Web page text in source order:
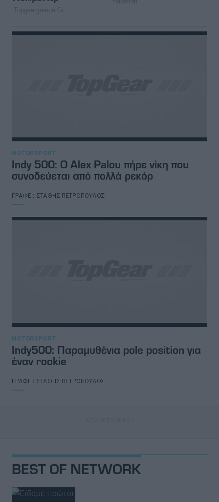
MOTORSPORT
Indy 500: Ο Alex Palou πήρε νίκη που
συνοδεύεται από πολλά ρεκόρ
ΓΡΑΦΕΙ: ΣΤΑΘΗΣ ΠΕΤΡΟΠΟΥΛΟΣ
MOTORSPORT
Indy500: Παραμυθένια pole position για
έναν rookie
ΓΡΑΦΕΙ: ΣΤΑΘΗΣ ΠΕΤΡΟΠΟΥΛΟΣ
BEST OF NETWORK